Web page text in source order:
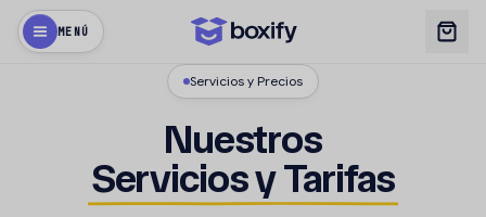
MENÚ
Servicios y Precios
Nuestros
Servicios y Tarifas